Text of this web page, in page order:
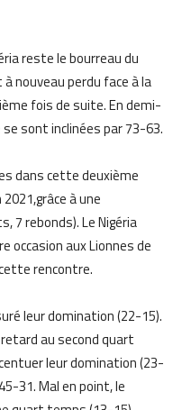
reste le bourreau du
nouveau perdu faceàla
fois de suite. En demi-
sont inclinées par 73-63.
dans cette deuxième
grâce à une
7 rebonds). Le Nigéria
occasion auxLionnes de
rencontre.
leur domination (22-15).
au second quart
leur domination (23-
31. Mal en point, le